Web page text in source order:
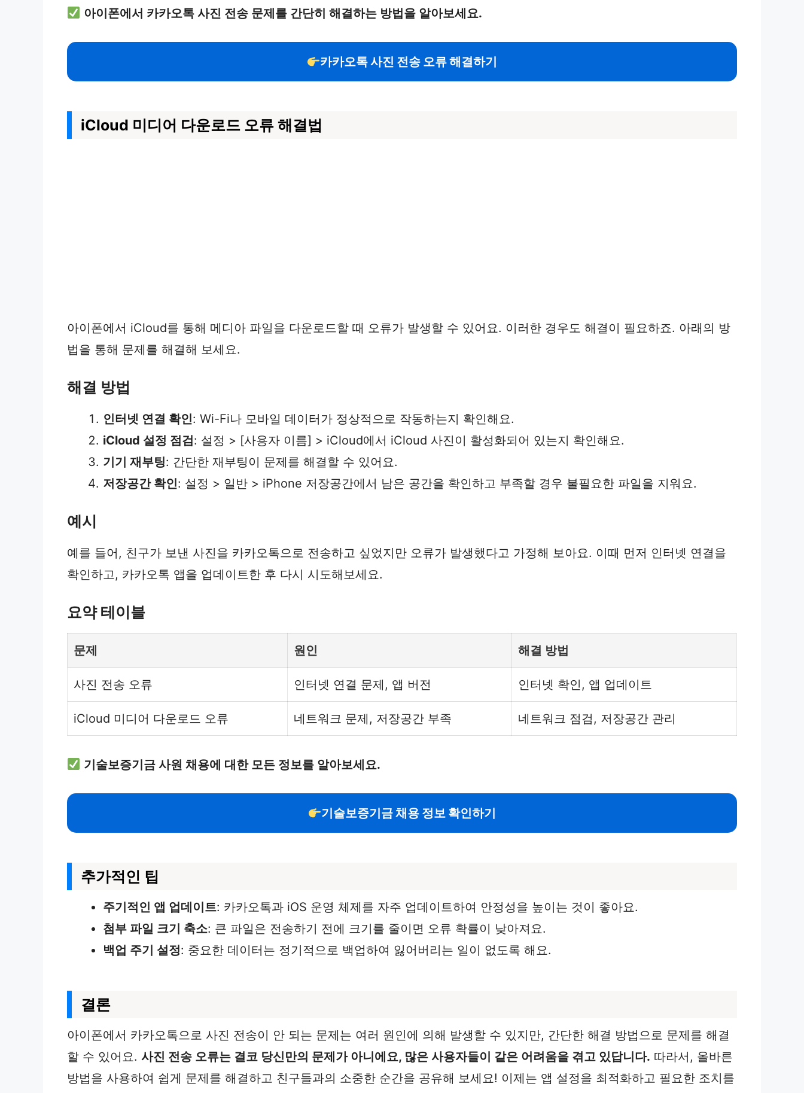
아이폰에서 카카오톡 사진 전송 문제를 간단히 해결하는 방법을 알아보세요.
카카오톡 사진 전송 오류 해결하기
iCloud 미디어 다운로드 오류 해결법
아이폰에서 iCloud를 통해 메디아 파일을 다운로드할 때 오류가 발생할 수 있어요. 이러한 경우도 해결이 필요하죠. 아래의 방
법을 통해 문제를 해결해 보세요.
해결 방법
인터넷 연결 확인: Wi-Fi나 모바일 데이터가 정상적으로 작동하는지 확인해요.
iCloud 설정 점검: 설정 > [사용자 이름] > iCloud에서 iCloud 사진이 활성화되어 있는지 확인해요.
기기 재부팅: 간단한 재부팅이 문제를 해결할 수 있어요.
저장공간 확인: 설정 > 일반 > iPhone 저장공간에서 남은 공간을 확인하고 부족할 경우 불필요한 파일을 지워요.
예시
예를 들어, 친구가 보낸 사진을 카카오톡으로 전송하고 싶었지만 오류가 발생했다고 가정해 보아요. 이때 먼저 인터넷 연결을
확인하고, 카카오톡 앱을 업데이트한 후 다시 시도해보세요.
요약 테이블
문제 원인 해결 방법
사진 전송 오류 인터넷 연결 문제, 앱 버전 인터넷 확인, 앱 업데이트
iCloud 미디어 다운로드 오류 네트워크 문제, 저장공간 부족 네트워크 점검, 저장공간 관리
기술보증기금 사원 채용에 대한 모든 정보를 알아보세요.
기술보증기금 채용 정보 확인하기
추가적인 팁
주기적인 앱 업데이트: 카카오톡과 iOS 운영 체제를 자주 업데이트하여 안정성을 높이는 것이 좋아요.
첨부 파일 크기 축소: 큰 파일은 전송하기 전에 크기를 줄이면 오류 확률이 낮아져요.
백업 주기 설정: 중요한 데이터는 정기적으로 백업하여 잃어버리는 일이 없도록 해요.
결론
아이폰에서 카카오톡으로 사진 전송이 안 되는 문제는 여러 원인에 의해 발생할 수 있지만, 간단한 해결 방법으로 문제를 해결
할 수 있어요. 사진 전송 오류는 결코 당신만의 문제가 아니에요, 많은 사용자들이 같은 어려움을 겪고 있답니다. 따라서, 올바른
방법을 사용하여 쉽게 문제를 해결하고 친구들과의 소중한 순간을 공유해 보세요! 이제는 앱 설정을 최적화하고 필요한 조치를